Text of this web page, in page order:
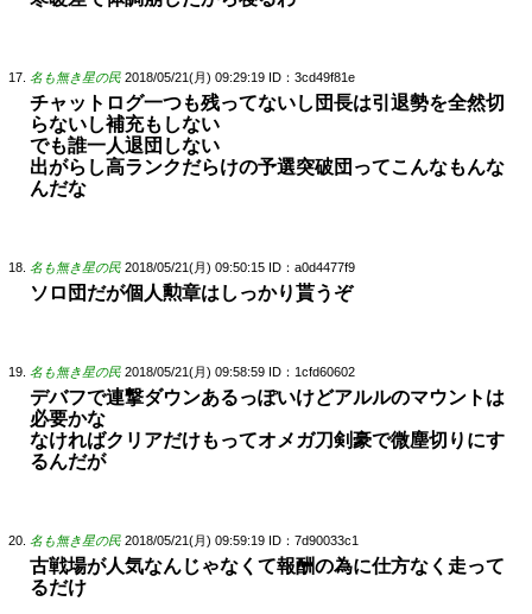
名も無き星の民 2018/05/21(月) 09:29:19 ID：3cd49f81e
チャットログ一つも残ってないし団長は引退勢を全然切
らないし補充もしない
でも誰一人退団しない
出がらし高ランクだらけの予選突破団ってこんなもんな
んだな
名も無き星の民 2018/05/21(月) 09:50:15 ID：a0d4477f9
ソロ団だが個人勲章はしっかり貰うぞ
名も無き星の民 2018/05/21(月) 09:58:59 ID：1cfd60602
デバフで連撃ダウンあるっぽいけどアルルのマウントは
必要かな
なければクリアだけもってオメガ刀剣豪で微塵切りにす
るんだが
名も無き星の民 2018/05/21(月) 09:59:19 ID：7d90033c1
古戦場が人気なんじゃなくて報酬の為に仕方なく走って
るだけ